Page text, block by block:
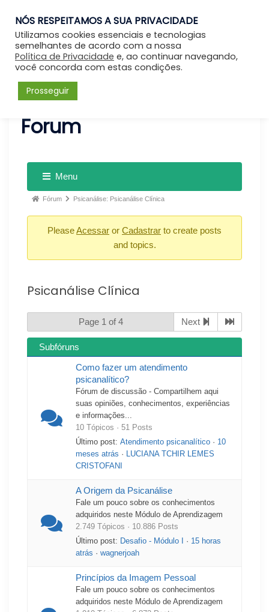
Entrar
Forum
Menu
Fórum Psicanálise: Psicanálise Clínica
PleaseAcessar or Cadastrar to create posts
and topics.
Psicanálise Clínica
Page 1 of 4 Next
Subfóruns
Como fazer um atendimento
psicanalítico?
Fórum de discussão - Compartilhem aqui
suas opiniões, conhecimentos, experiências
e informações...
10 Tópicos · 51 Posts
Último post: Atendimento psicanalítico · 10
meses atrás · LUCIANA TCHIR LEMES
CRISTOFANI
A Origem da Psicanálise
Fale um pouco sobre os conhecimentos
adquiridos neste Módulo de Aprendizagem
2.749 Tópicos · 10.886 Posts
Último post: Desafio - Módulo I · 15 horas
atrás · wagnerjoah
Princípios da Imagem Pessoal
Fale um pouco sobre os conhecimentos
adquiridos neste Módulo de Aprendizagem
NÓS RESPEITAMOS A SUA PRIVACIDADE
Utilizamos cookies essenciais e tecnologias
semelhantes de acordo com a nossa
Política de Privacidade e, ao continuar navegando,
você concorda com estas condições.
Prosseguir